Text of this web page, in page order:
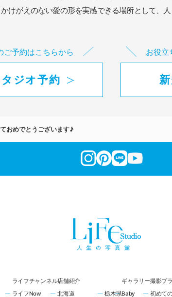
けがえのない愛の形を実感できる場所として、
ご予約はこちらから
ジオ予約
お役立
おめでとうございます♪
ライフチャンネル
ライフNow
店舗紹介
北海道
栃木県
ギャラリー
Baby
撮影プ
初めて